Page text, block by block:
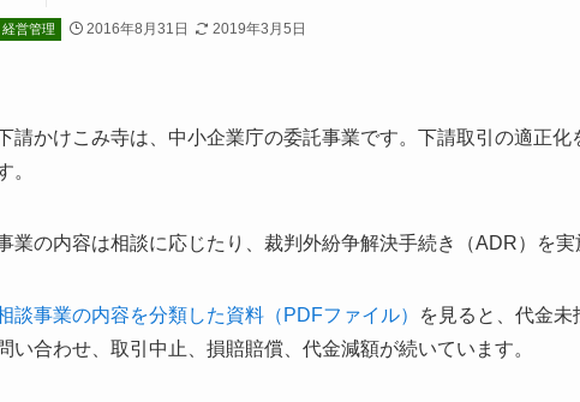
経営管理 2016年8月31日 2019年3月5日
請かけこみ寺は、中小企業庁の委託事業です。下請取引の適正
。
業の内容は相談に応じたり、裁判外紛争解決手続き（ADR）を実
談事業の内容を分類した資料（PDFファイル）
を見ると、代金
い合わせ、取引中止、損賠賠償、代金減額が続いています。